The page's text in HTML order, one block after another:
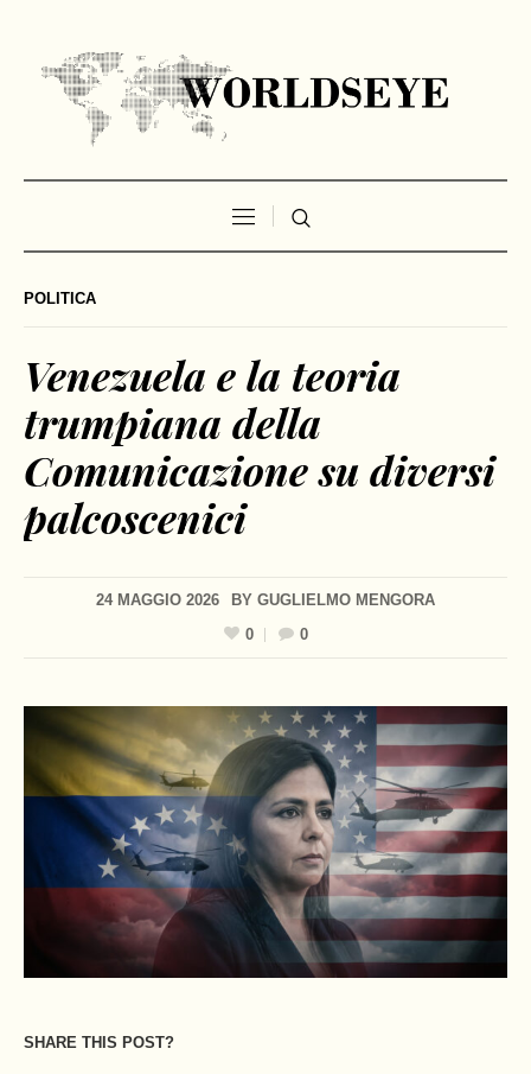
POLITICA
Venezuela e la teoria
trumpiana della
Comunicazione su diversi
palcoscenici
24 MAGGIO 2026 BY GUGLIELMO MENGORA
0
0
SHARE THIS POST?